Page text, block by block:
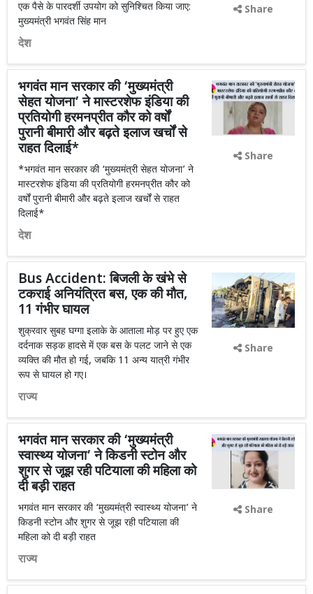
एक पैसे के पारदर्शी उपयोग को सुनिश्चित किया जाए:
मुख्यमंत्री भगवंत सिंह मान
देश
Share
भगवंत मान सरकार की ‘मुख्यमंत्री
सेहत योजना’ ने मास्टरशेफ इंडिया की
प्रतियोगी हरमनप्रीत कौर को वर्षों
पुरानी बीमारी और बढ़ते इलाज खर्चों से
राहत दिलाई*
*भगवंत मान सरकार की ‘मुख्यमंत्री सेहत योजना’ ने
मास्टरशेफ इंडिया की प्रतियोगी हरमनप्रीत कौर को
वर्षों पुरानी बीमारी और बढ़ते इलाज खर्चों से राहत
दिलाई*
देश
Share
Bus Accident: बिजली के खंभे से
टकराई अनियंत्रित बस, एक की मौत,
11 गंभीर घायल
शुक्रवार सुबह घग्गा इलाके के आताला मोड़ पर हुए एक
दर्दनाक सड़क हादसे में एक बस के पलट जाने से एक
व्यक्ति की मौत हो गई, जबकि 11 अन्य यात्री गंभीर
रूप से घायल हो गए।
राज्य
Share
भगवंत मान सरकार की ‘मुख्यमंत्री
स्वास्थ्य योजना’ ने किडनी स्टोन और
शुगर से जूझ रही पटियाला की महिला को
दी बड़ी राहत
भगवंत मान सरकार की ‘मुख्यमंत्री स्वास्थ्य योजना’ ने
किडनी स्टोन और शुगर से जूझ रही पटियाला की
महिला को दी बड़ी राहत
राज्य
Share